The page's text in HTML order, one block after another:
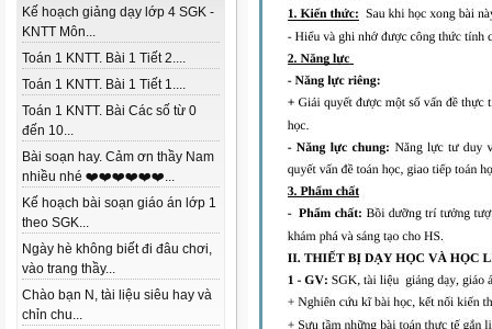
Kế hoạch giảng dạy lớp 4 SGK -
KNTT Môn...
Toán 1 KNTT. Bài 1 Tiết 2....
Toán 1 KNTT. Bài 1 Tiết 1....
Toán 1 KNTT. Bài Các số từ 0
đến 10...
Bài soạn hay. Cảm ơn thầy Nam
nhiều nhé ❤️❤️❤️❤️❤️❤️...
Kế hoạch bài soạn giáo án lớp 1
theo SGK...
Ngày hè không biết đi đâu chơi,
vào trang thầy...
Chào bạn N, tài liệu siêu hay và
chỉn chu...